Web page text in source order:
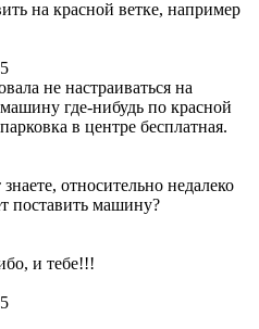
на красной ветке, например
не настраиваться на
где-нибудь по красной
в центре бесплатная.
относительно недалеко
поставить машину?
и тебе!!!